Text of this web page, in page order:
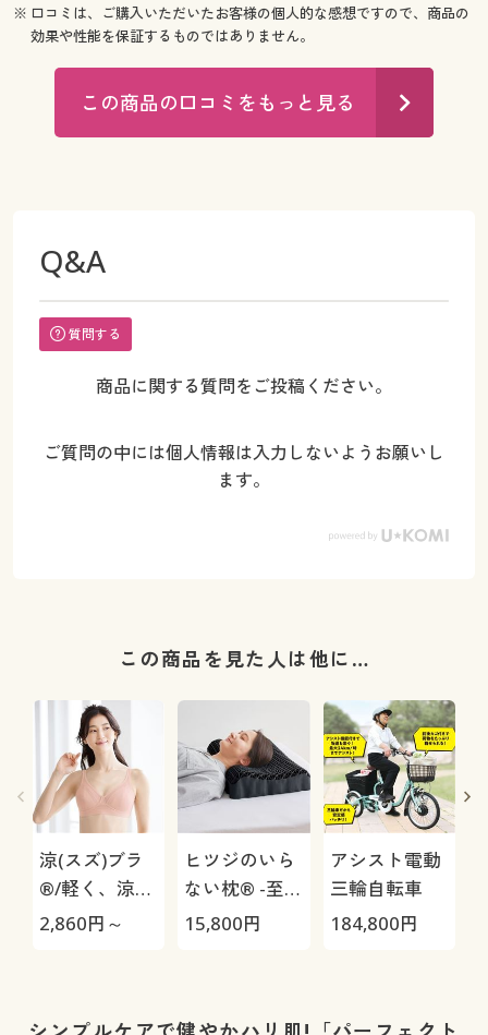
※ 口コミは、ご購入いただいたお客様の個人的な感想ですので、商品の
効果や性能を保証するものではありません。
この商品の口コミをもっと見る
Q&A
質問する
商品に関する質問をご投稿ください。
ご質問の中には個人情報は入力しないようお願いし
ます。
この商品を見た人は他に…
涼(スズ)ブラ
®/軽く、涼し
く、すぐ乾く
2,860円～
ヒツジのいら
ない枕® -至
極-
15,800円
アシスト電動
三輪自転車
184,800円